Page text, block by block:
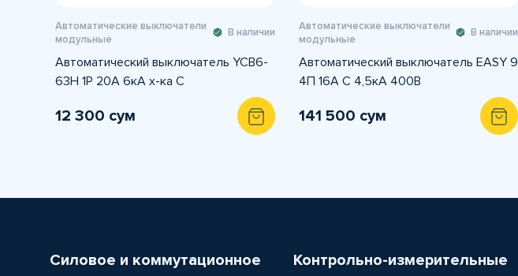
Автоматические выключатели
модульные
В наличии
Автоматический выключатель YCB6-
63H 1P 20A 6кА х-ка С
12 300 сум
Автоматические выключатели
модульные
В наличии
Автоматический выключатель EASY 9
4П 16А С 4,5кА 400В
141 500 сум
Силовое и коммутационное
Контрольно-измерительные